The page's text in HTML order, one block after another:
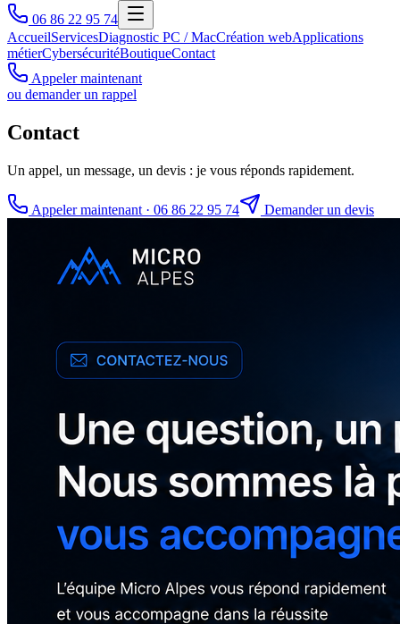
06 86 22 95 74
AccueilServicesDiagnostic PC / MacCréation webApplications
métierCybersécuritéBoutiqueContact
Appeler maintenant
ou demander un rappel
Contact
Un appel, un message, un devis : je vous réponds rapidement.
Appeler maintenant · 06 86 22 95 74 Demander un devis